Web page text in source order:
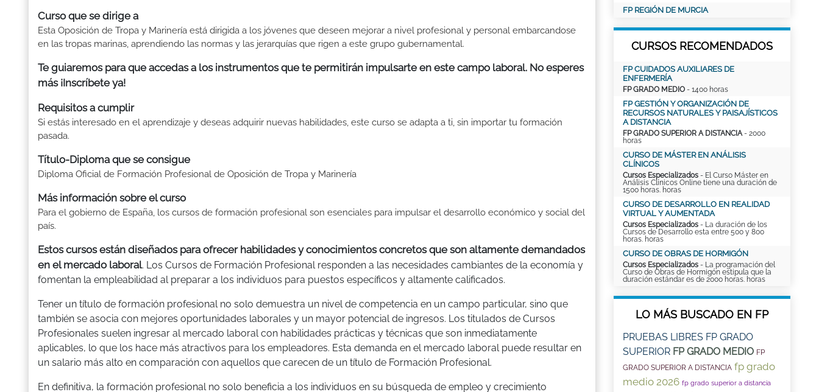
Curso que se dirige a
Esta Oposición de Tropa y Marinería está dirigida a los jóvenes que deseen mejorar a nivel profesional y personal embarcandose
en las tropas marinas, aprendiendo las normas y las jerarquías que rigen a este grupo gubernamental.
Te guiaremos para que accedas a los instrumentos que te permitirán impulsarte en este campo laboral. No esperes
más ¡Inscríbete ya!
Requisitos a cumplir
Si estás interesado en el aprendizaje y deseas adquirir nuevas habilidades, este curso se adapta a ti, sin importar tu formación
pasada.
Título-Diploma que se consigue
Diploma Oficial de Formación Profesional de Oposición de Tropa y Marinería
Más información sobre el curso
Para el gobierno de España, los cursos de formación profesional son esenciales para impulsar el desarrollo económico y social del
país.
Estos cursos están diseñados para ofrecer habilidades y conocimientos concretos que son altamente demandados
en el mercado laboral. Los Cursos de Formación Profesional responden a las necesidades cambiantes de la economía y
fomentan la empleabilidad al preparar a los individuos para puestos específicos y altamente calificados.
Tener un título de formación profesional no solo demuestra un nivel de competencia en un campo particular, sino que
también se asocia con mejores oportunidades laborales y un mayor potencial de ingresos. Los titulados de Cursos
Profesionales suelen ingresar al mercado laboral con habilidades prácticas y técnicas que son inmediatamente
aplicables, lo que los hace más atractivos para los empleadores. Esta demanda en el mercado laboral puede resultar en
un salario más alto en comparación con aquellos que carecen de un título de Formación Profesional.
En definitiva, la formación profesional no solo beneficia a los individuos en su búsqueda de empleo y crecimiento
FP REGIÓN DE MURCIA
CURSOS RECOMENDADOS
FP CUIDADOS AUXILIARES DE
ENFERMERÍA
FP GRADO MEDIO - 1400 horas
FP GESTIÓN Y ORGANIZACIÓN DE
RECURSOS NATURALES Y PAISAJÍSTICOS
A DISTANCIA
FP GRADO SUPERIOR A DISTANCIA- 2000
horas
CURSO DE MÁSTER EN ANÁLISIS
CLÍNICOS
Cursos Especializados - El Curso Máster en
Análisis Clínicos Online tiene una duración de
1500 horas. horas
CURSO DE DESARROLLO EN REALIDAD
VIRTUAL Y AUMENTADA
Cursos Especializados - La duración de los
Cursos de Desarrollo esta entre 500 y 800
horas. horas
CURSO DE OBRAS DE HORMIGÓN
Cursos Especializados - La programación del
Curso de Obras de Hormigón estipula que la
duración estándar es de 2000 horas. horas
LO MÁS BUSCADO EN FP
PRUEBAS LIBRES FP GRADO
SUPERIOR FP GRADO MEDIO FP
GRADO SUPERIOR A DISTANCIA fp grado
medio 2026 fp grado superior a distancia